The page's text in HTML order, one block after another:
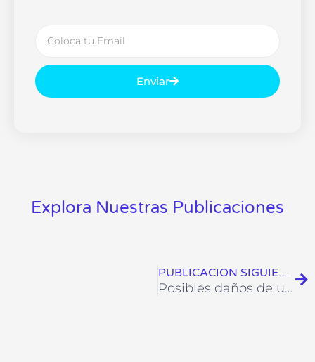
Enviar
Explora Nuestras Publicaciones
PUBLICACION SIGUIENTE
Posibles daños de un televisor LED o LCD